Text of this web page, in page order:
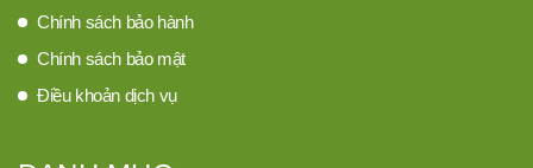
Chính sách bảo hành
Chính sách bảo mật
Điều khoản dịch vụ